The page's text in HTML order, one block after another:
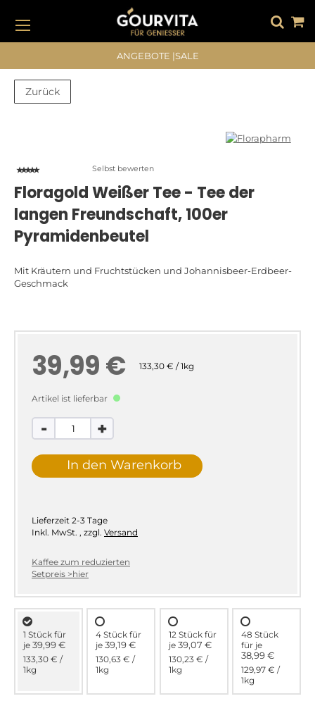
DIREKT
ZUM
INHALT
#DRÜCKEN SIE DIE EINGABETASTE, UM ZU SUCHEN
ANGEBOTE |SALE
Zurück
springen
springen
Selbst bewerten
Floragold Weißer Tee - Tee der
langen Freundschaft, 100er
Pyramidenbeutel
Mit Kräutern und Fruchtstücken und Johannisbeer-Erdbeer-
Geschmack
39,99 € 133,30 € / 1kg
Artikel ist lieferbar
- +
In den Warenkorb
Lieferzeit 2-3 Tage
Inkl. MwSt. , zzgl. Versand
Kaffee zum reduzierten
Setpreis >hier
1 Stück für
je 39,99 €
133,30 € /
1kg
4 Stück für
je39,19 €
130,63 € /
1kg
12 Stück für
je 39,07 €
130,23 € /
1kg
48 Stück
für je
38,99 €
129,97 € /
1kg